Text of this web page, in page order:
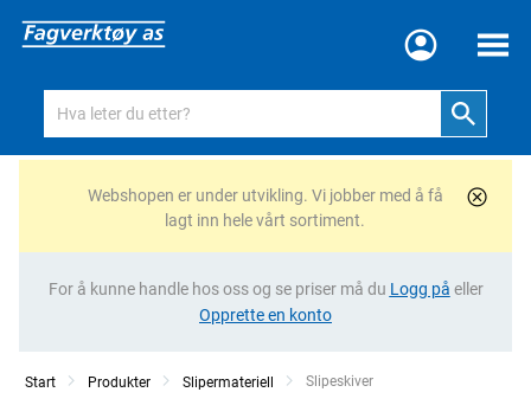
Meny
Webshopen er under utvikling. Vi jobber med å få
lagt inn hele vårt sortiment.
For å kunne handle hos oss og se priser må du Logg på eller
Opprette en konto
Start Produkter Slipermateriell Current:
Slipeskiver